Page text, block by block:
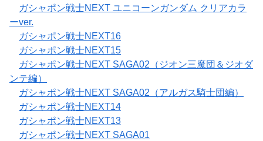
ガシャポン戦士NEXT ユニコーンガンダム クリアカラ
ーver.
ガシャポン戦士NEXT16
ガシャポン戦士NEXT15
ガシャポン戦士NEXT SAGA02（ジオン三魔団＆ジオダ
ンテ編）
ガシャポン戦士NEXT SAGA02（アルガス騎士団編）
ガシャポン戦士NEXT14
ガシャポン戦士NEXT13
ガシャポン戦士NEXT SAGA01